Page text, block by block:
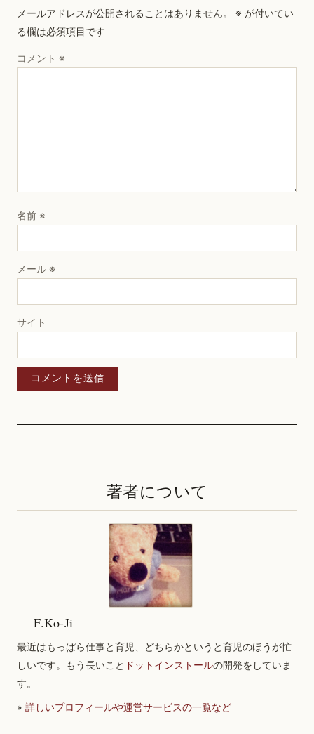
メールアドレスが公開されることはありません。 ※ が付いてい
る欄は必須項目です
コメント ※
名前 ※
メール ※
サイト
著者について
F.Ko-Ji
最近はもっぱら仕事と育児、どちらかというと育児のほうが忙
しいです。もう長いこと ドットインストールの開発をしていま
す。
» 詳しいプロフィールや運営サービスの一覧など